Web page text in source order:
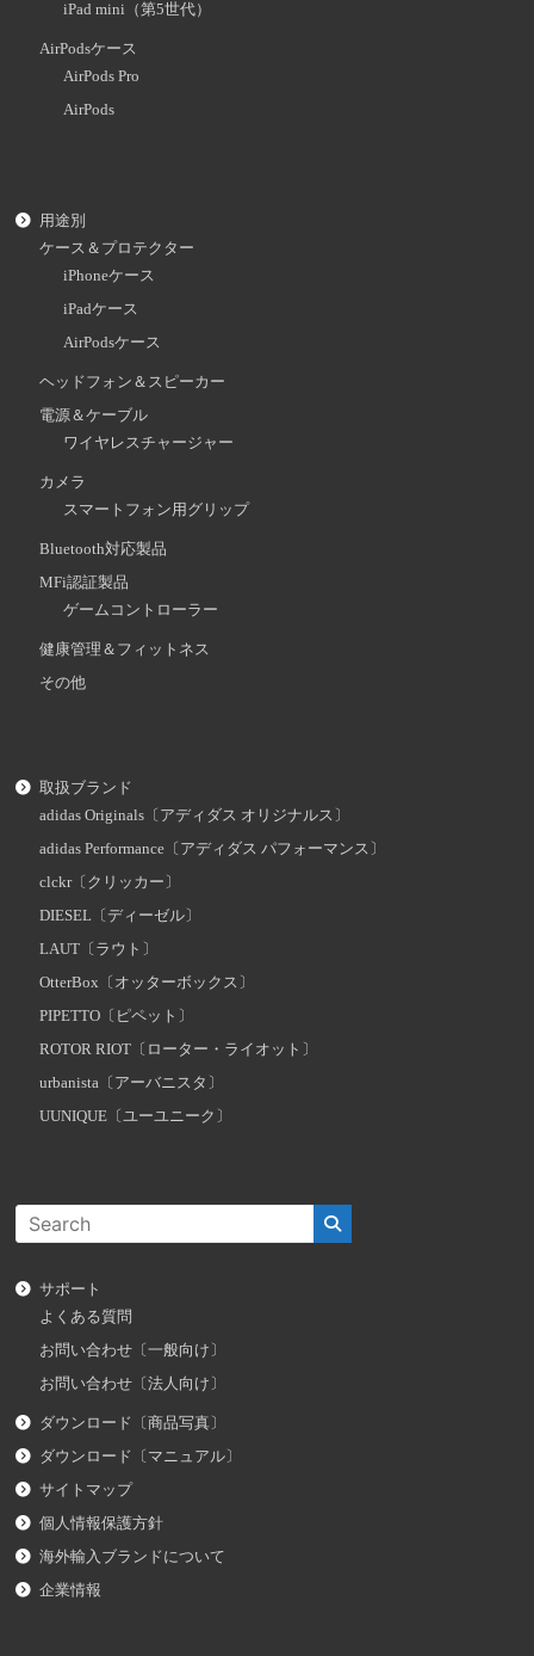
iPad mini（第5世代）
AirPodsケース
AirPods Pro
AirPods
用途別
ケース＆プロテクター
iPhoneケース
iPadケース
AirPodsケース
ヘッドフォン＆スピーカー
電源＆ケーブル
ワイヤレスチャージャー
カメラ
スマートフォン用グリップ
Bluetooth対応製品
MFi認証製品
ゲームコントローラー
健康管理＆フィットネス
その他
取扱ブランド
adidas Originals〔アディダス オリジナルス〕
adidas Performance〔アディダス パフォーマンス〕
clckr〔クリッカー〕
DIESEL〔ディーゼル〕
LAUT〔ラウト〕
OtterBox〔オッターボックス〕
PIPETTO〔ピペット〕
ROTOR RIOT〔ローター・ライオット〕
urbanista〔アーバニスタ〕
UUNIQUE〔ユーユニーク〕
サポート
よくある質問
お問い合わせ〔一般向け〕
お問い合わせ〔法人向け〕
ダウンロード〔商品写真〕
ダウンロード〔マニュアル〕
サイトマップ
個人情報保護方針
海外輸入ブランドについて
企業情報